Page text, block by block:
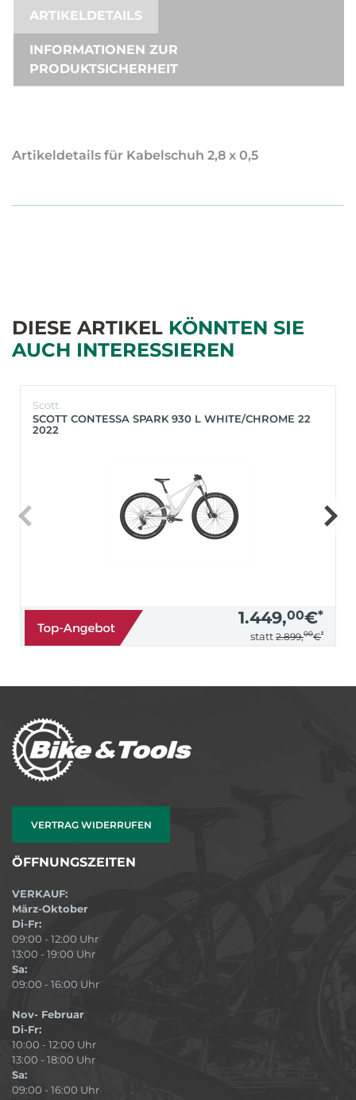
ARTIKELDETAILS
INFORMATIONEN ZUR
PRODUKTSICHERHEIT
Artikeldetails für Kabelschuh 2,8 x 0,5
DIESE ARTIKEL KÖNNTEN SIE
AUCH INTERESSIEREN
Scott
SCOTT CONTESSA SPARK 930 L WHITE/CHROME 22
2022
1.449,00€*
statt 2.899,00€*
VERTRAG WIDERRUFEN
ÖFFNUNGSZEITEN
VERKAUF:
März-Oktober
Di-Fr:
09:00 - 12:00 Uhr
13:00 - 19:00 Uhr
Sa:
09:00 - 16:00 Uhr
Nov- Februar
Di-Fr:
10:00 - 12:00 Uhr
13:00 - 18:00 Uhr
Sa:
09:00 - 16:00 Uhr